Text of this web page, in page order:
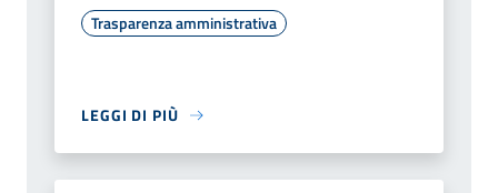
Trasparenza amministrativa
LEGGI DI PIÙ